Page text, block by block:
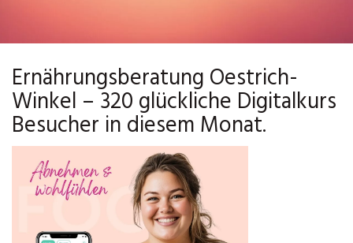
Ernährungsberatung Oestrich-
Winkel – 320 glückliche Digitalkurs
Besucher in diesem Monat.